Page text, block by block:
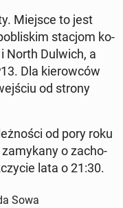
Miejsce to jest
stacjom ko­
North Dulwich, a
Dla kie­row­ców
od strony
od pory roku
za­my­ka­ny o za­cho­
lata o 21:30.
Sowa